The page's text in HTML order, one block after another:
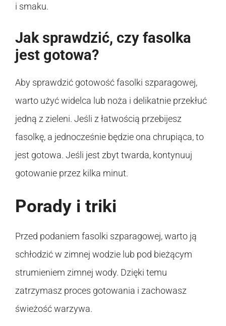
i smaku.
Jak sprawdzić, czy fasolka
jest gotowa?
Aby sprawdzić gotowość fasolki szparagowej,
warto użyć widelca lub noża i delikatnie przekłuć
jedną z zieleni. Jeśli z łatwością przebijesz
fasolkę, a jednocześnie będzie ona chrupiąca, to
jest gotowa. Jeśli jest zbyt twarda, kontynuuj
gotowanie przez kilka minut.
Porady i triki
Przed podaniem fasolki szparagowej, warto ją
schłodzić w zimnej wodzie lub pod bieżącym
strumieniem zimnej wody. Dzięki temu
zatrzymasz proces gotowania i zachowasz
świeżość warzywa.